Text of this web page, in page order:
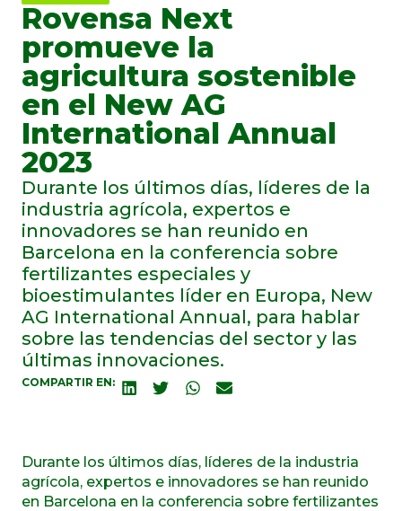
Rovensa Next
promueve la
agricultura sostenible
en el New AG
International Annual
2023
Durante los últimos días, líderes de la
industria agrícola, expertos e
innovadores se han reunido en
Barcelona en la conferencia sobre
fertilizantes especiales y
bioestimulantes líder en Europa, New
AG International Annual, para hablar
sobre las tendencias del sector y las
últimas innovaciones.
COMPARTIR EN:
Durante los últimos días, líderes de la industria
agrícola, expertos e innovadores se han reunido
en Barcelona en la conferencia sobre fertilizantes